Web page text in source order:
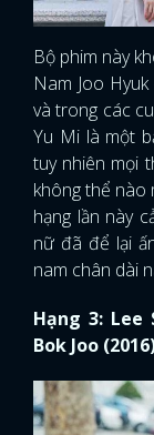
Bộ phim này
Nam Joo
và trong các
Yu Mi là một
tuy nhiên mọi
không thể nào
hạng lần này
nữ đã để lại
nam chân dài
Hạng 3:
Bok Joo